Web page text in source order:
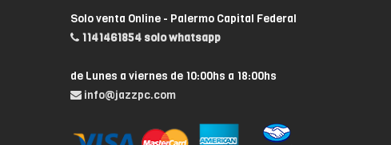
Solo venta Online - Palermo Capital Federal
1141461854 solo whatsapp
de Lunes a viernes de 10:00hs a 18:00hs
info@jazzpc.com